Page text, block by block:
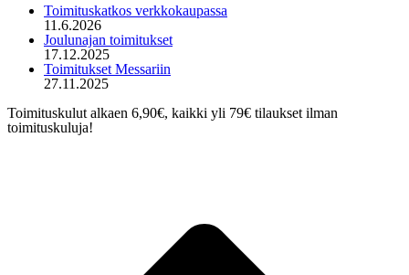
opens
new
window
Toimituskatkos verkkokaupassa
11.6.2026
Joulunajan toimitukset
17.12.2025
Toimitukset Messariin
27.11.2025
Toimituskulut alkaen 6,90€, kaikki yli 79€ tilaukset ilman
toimituskuluja!